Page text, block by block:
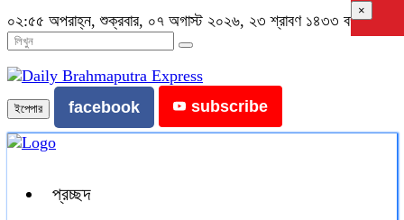
০২:৫৫ অপরাহ্ন, শুক্রবার, ০৭ অগাস্ট ২০২৬, ২৩ শ্রাবণ ১৪৩৩ বঙ্গাব্দ
ইপেপার facebook subscribe
প্রচ্ছদ
×